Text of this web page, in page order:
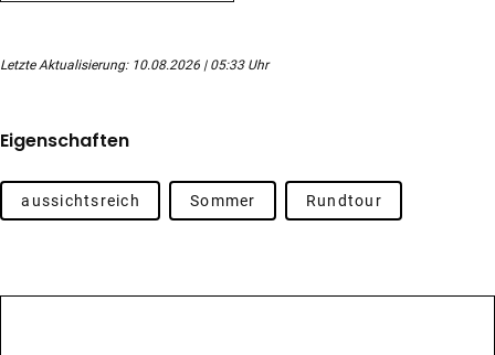
Letzte Aktualisierung: 10.08.2026 | 05:33 Uhr
Eigenschaften
aussichtsreich Sommer Rundtour